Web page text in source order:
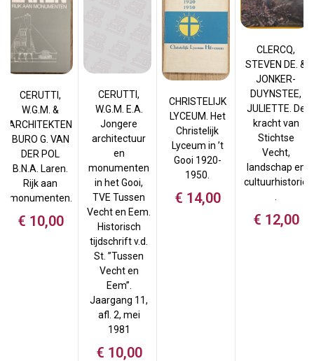
CERUTTI,
W.G.M. &
ARCHITEKTEN
BURO G. VAN
DER POL
B.N.A. Laren.
Rijk aan
monumenten.
€ 10,00
CERUTTI,
W.G.M. E.A.
Jongere
architectuur
en
monumenten
in het Gooi,
TVE Tussen
Vecht en Eem.
Historisch
tijdschrift v.d.
St. ”Tussen
Vecht en
Eem”.
Jaargang 11,
afl. 2, mei
1981
€ 10,00
CHRISTELIJK
LYCEUM. Het
Christelijk
Lyceum in ’t
Gooi 1920-
1950.
€ 14,00
CLERCQ,
STEVEN DE. &
JONKER-
DUYNSTEE,
JULIETTE. De
kracht van
Stichtse
Vecht,
landschap en
cultuurhistorie
€ 12,00